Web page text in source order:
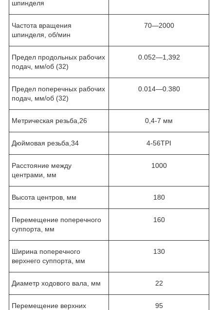
шпинделя
Частота вращения
шпинделя, об/мин
70—2000
Предел продольных рабочих
подач, мм/об (32)
0.052—1,392
Предел поперечных рабочих
подач, мм/об (32)
0.014—0.380
Метрическая резьба,26 0,4-7 мм
Дюймовая резьба,34 4-56TPI
Расстояние между
центрами, мм
1000
Высота центров, мм 180
Перемещение поперечного
суппорта, мм
160
Ширина поперечного
верхнего суппорта, мм
130
Диаметр ходового вала, мм 22
Перемещение верхних
95